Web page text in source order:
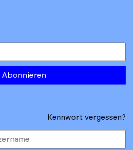
Abonnieren
Kennwort vergessen?